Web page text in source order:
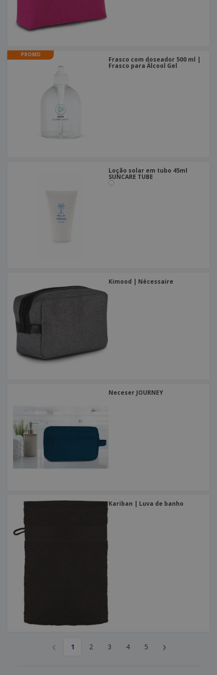
PROMO
Frasco com doseador 500 ml |
Frasco para Álcool Gel
Loção solar em tubo 45ml
SUNCARE TUBE
Kimood | Nécessaire
Neceser JOURNEY
Kariban | Luva de banho
‹ 1 2 3 4 5 ›